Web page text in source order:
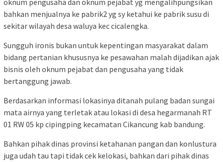
oknum pengusaha dan oknum pejabat yg mengalihpungsikan
bahkan menjualnya ke pabrik2 yg sy ketahui ke pabrik susu di
sekitar wilayah desa waluya kec cicalengka.
Sungguh ironis bukan untuk kepentingan masyarakat dalam
bidang pertanian khususnya ke pesawahan malah dijadikan ajak
bisnis oleh oknum pejabat dan pengusaha yang tidak
bertanggung jawab.
Berdasarkan informasi lokasinya ditanah pulang badan sungai
mata airnya yang terletak atau lokasi di desa hegarmanah RT
01 RW 05 kp cipingping kecamatan Cikancung kab bandung.
Bahkan pihak dinas provinsi ketahanan pangan dan konlustura
juga udah tau tapi tidak cek kelokasi, bahkan dari pihak dinas